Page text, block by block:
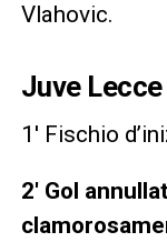
Vlahovic.
Juve
1′ Fischio
2′ Gol